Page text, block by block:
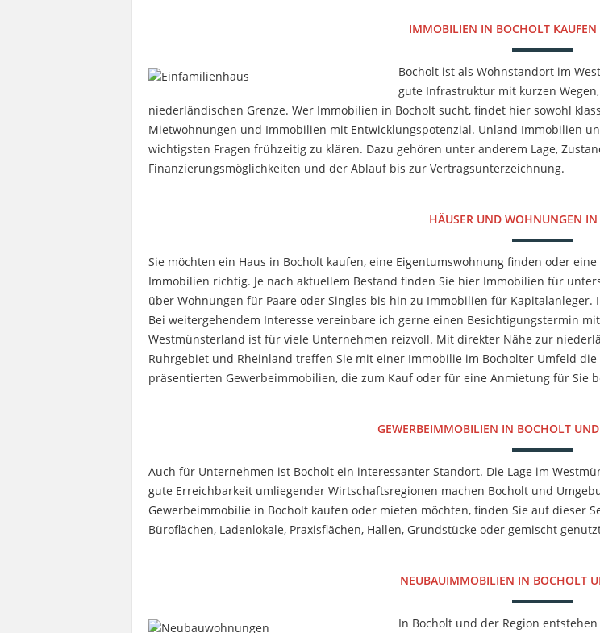
IMMOBILIEN IN BOCHOLT KAUFEN
Bocholt ist als Wohnstandort im
gute Infrastruktur mit kurzen
niederländischen Grenze. Wer Immobilien in Bocholt sucht, findet hier sowohl
Mietwohnungen und Immobilien mit Entwicklungspotenzial. Unland Immobilien
wichtigsten Fragen frühzeitig zu klären. Dazu gehören unter anderem Lage,
Finanzierungsmöglichkeiten und der Ablauf bis zur Vertragsunterzeichnung.
HÄUSER UND WOHNUNGEN
Sie möchten ein Haus in Bocholt kaufen, eine Eigentumswohnung finden oder
Immobilien richtig. Je nach aktuellem Bestand finden Sie hier Immobilien für
über Wohnungen für Paare oder Singles bis hin zu Immobilien für
Bei weitergehendem Interesse vereinbare ich gerne einen Besichtigungstermin
Westmünsterland ist für viele Unternehmen reizvoll. Mit direkter Nähe zur
Ruhrgebiet und Rheinland treffen Sie mit einer Immobilie im Bocholter Umfeld
präsentierten Gewerbeimmobilien, die zum Kauf oder für eine Anmietung für Sie
GEWERBEIMMOBILIEN IN BOCHOLT
Auch für Unternehmen ist Bocholt ein interessanter Standort. Die Lage im
gute Erreichbarkeit umliegender Wirtschaftsregionen machen Bocholt und
Gewerbeimmobilie in Bocholt kaufen oder mieten möchten, finden Sie auf dieser
Büroflächen, Ladenlokale, Praxisflächen, Hallen, Grundstücke oder gemischt
NEUBAUIMMOBILIEN IN BOCHOLT
In Bocholt und der Region